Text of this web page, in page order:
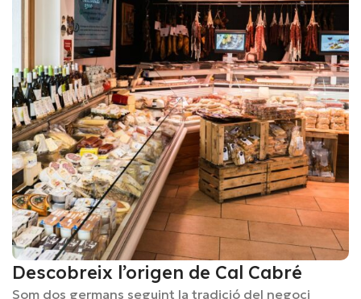
Descobreix l’origen de Cal Cabré
Som dos germans seguint la tradició del negoci